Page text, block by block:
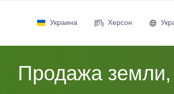
Украина Херсон
Продажа